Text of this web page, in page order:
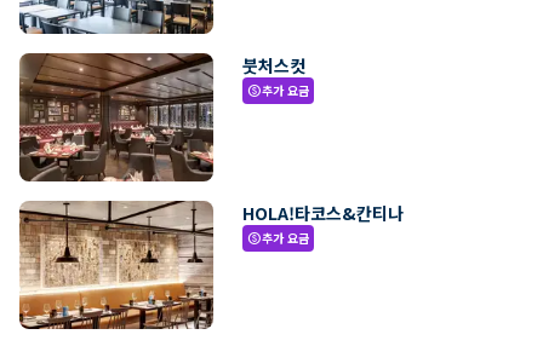
붓처스컷
paid추가 요금
HOLA!타코스&칸티나
paid추가 요금